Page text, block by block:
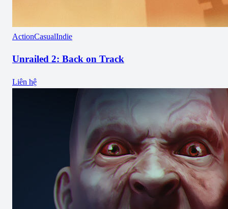
ActionCasualIndie
Unrailed 2: Back on Track
Liên hệ